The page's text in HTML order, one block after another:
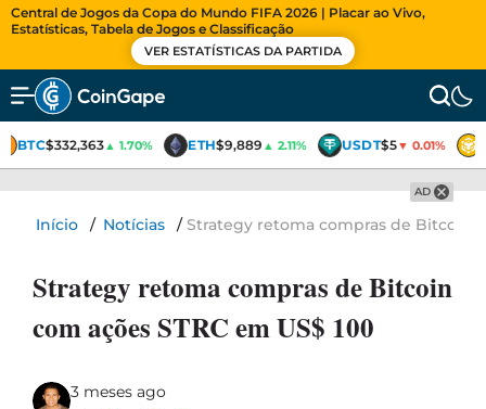
Central de Jogos da Copa do Mundo FIFA 2026 | Placar ao Vivo,
Estatísticas, Tabela de Jogos e Classificação
VER ESTATÍSTICAS DA PARTIDA
BTC$332,363▲ 1.70% ETH$9,889▲ 2.11% USDT$5▼ 0.01%
AD
Início / Notícias /Strategy retoma compras de Bitcoin
Strategy retoma compras de Bitcoin
com ações STRC em US$ 100
3 meses ago